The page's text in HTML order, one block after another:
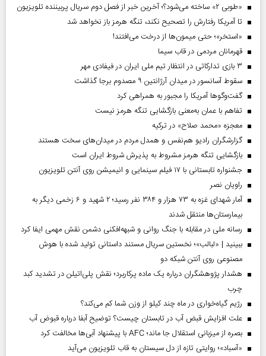
«طوبی ۲» ساخته می‌شود؟؛ آخرین خبر از فصل دوم سریال پربیننده تلویزیون
تا آمریکا رفتارش را تصحیح نکند، تنگه هرمز باز نخواهد شد
«استخر»‌‌؛ حتی میمون‌ها از درخت می‌افتند!
قهرمانان مردمی در قاب سیما
۳ بازی تدارکاتی در انتظار تیم ملی ایران در فیفادی مهر
سقوط آسانسور در میدان آرژانتین ۹ مصدوم برجا گذاشت
گفت‌وگوها آمریکا را مجبور به همراهی کرد
تفاهم با عمان به‌معنی بازگشایی تنگه هرمز نیست
معجزه «محمد صلاح» در ترکیه
گزارشگران رادیو هم‌نفس و همدل مردم در میدان‌های سخت هستند
بازگشایی تنگه هرمز مشروط به پذیرش شروط ایران است
جشنواره تابستانی با ۱۷ فیلم سینمایی و انیمیشن روی آنتن تلویزیون
راویان نصر
آمار شهدای غزه به ۷۳ هزار و ۳۸۴ نفر رسید؛ ۲ شهید و ۶ زخمی دیگر به
بیمارستان‌ها منتقل شدند
رسانه ملی در مقابله با جنگ روانی و شبهه‌افکنی دشمن نقش مهمی ایفا کرد
ببینید | «لبالب»؛ نخستین سریال مستند داستانی تولید شده با هوش
مصنوعی روی آنتن شبکه دو
هشدار پژوهشگران درباره یک ماده پرکاربرد؛ نقش پلی‌اتیلن در تشدید کبد
چرب
رژیم گیاه‌خواری در ماه چند کیلو از وزن شما کم می‌کند؟
علت افزایش قبض آب در تابستان چیست؟ توضیح آبفا درباره قبوض آب
بصره از میزبانی استقلال جا ماند؛ AFC با پیشنهاد آبی‌ها مخالفت کرد
«آسباد»؛ روایتی تازه از دل سیستان به قاب تلویزیون می‌آید